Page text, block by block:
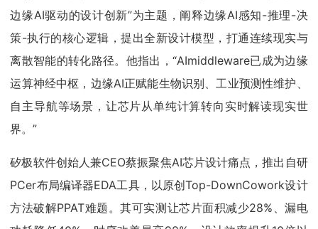
边缘AI驱动的设计创新”为主题，阐释边缘AI感知-推理-决
策-执行的核心逻辑，提出全新设计模型，打通连续现实与
离散智能的转化路径。他指出，“AImiddleware已成为边缘
运算神经中枢，边缘AI正赋能生物识别、工业预测性维护、
自主导航等场景，让芯片从单纯计算转向实时解读现实世
界。”
矽极软件创始人兼CEO蔡振聚焦AI芯片设计痛点，推出自研
PCer布局编译器EDA工具，以原创Top-DownCowork设计
方法破解PPAT难题。其可实测让芯片面积减少28%、漏电